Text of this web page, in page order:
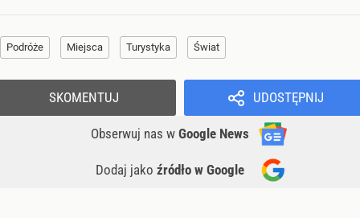
Podróże Miejsca Turystyka Świat
UDOSTĘPNIJ
Obserwuj nas w Google News
Dodaj jako źródło w Google
SKOMENTUJ